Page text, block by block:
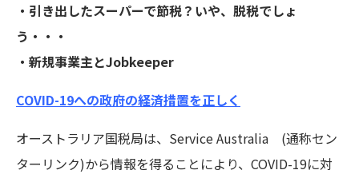
・引き出したスーパーで節税？いや、脱税でしょ
う・・・
・新規事業主とJobkeeper
COVID-19への政府の経済措置を正しく
オーストラリア国税局は、Service Australia (通称セン
ターリンク)から情報を得ることにより、COVID-19に対